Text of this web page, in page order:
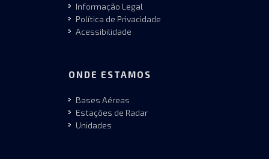
Informação Legal
Política de Privacidade
Acessibilidade
ONDE ESTAMOS
Bases Aéreas
Estações de Radar
Unidades